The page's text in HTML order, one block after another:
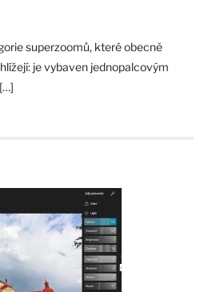
superzoomů, které obecně
je vybaven jednopalcovým